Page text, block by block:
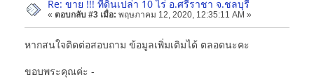
Re: ขาย !!! ที่ดินเปล่า 10 ไร่ อ.ศรีราชา จ.ชลบุรี
« ตอบกลับ #3 เมื่อ: พฤษภาคม 12, 2020, 12:35:11 AM »
หากสนใจติดต่อสอบถาม ข้อมูลเพิ่มเติมได้ ตลอดนะคะ
ขอบพระคุณค่ะ -